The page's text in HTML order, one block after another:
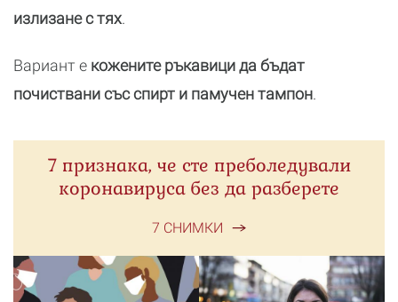
излизане с тях.
Вариант е кожените ръкавици да бъдат
почиствани съсспирт и памучен тампон.
7 признака, че сте преболедували
коронавируса без да разберете
7 СНИМКИ